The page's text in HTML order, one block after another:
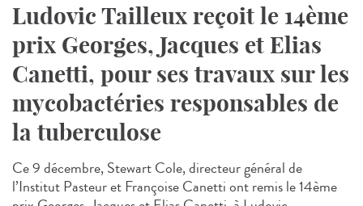
Ludovic Tailleux reçoit le 14ème
prix Georges, Jacques et Elias
Canetti, pour ses travaux sur les
mycobactéries responsables de
la tuberculose
Ce 9 décembre, Stewart Cole, directeur général de
l’Institut Pasteur et Françoise Canetti ont remis le 14ème